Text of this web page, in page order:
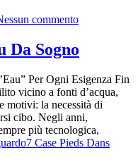
commento
Da Sogno
Per Ogni Esigenza Fin
vicino a fonti d’acqua,
motivi: la necessità di
cibo. Negli anni,
più tecnologica,
Case Pieds Dans